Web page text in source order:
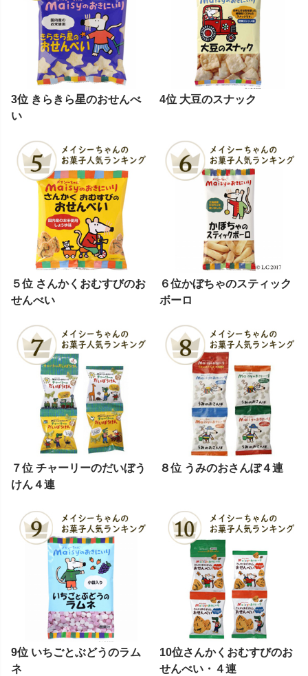
3位 きらきら星のおせんべ
い
4位 大豆のスナック
５位 さんかくおむすびのお
せんべい
６位かぼちゃのスティック
ボーロ
７位 チャーリーのだいぼう
けん４連
８位 うみのおさんぽ４連
9位 いちごとぶどうのラム
ネ
10位さんかくおむすびのお
せんべい・４連